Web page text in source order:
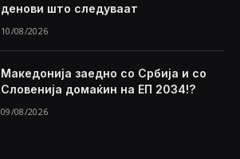
денови што следуваат
10/08/2026
Македонија заедно со Србија и со
Словенија домаќин на ЕП 2034!?
09/08/2026